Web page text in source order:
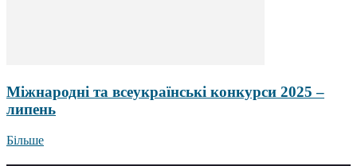
Міжнародні та всеукраїнські конкурси 2025 –
липень
Більше